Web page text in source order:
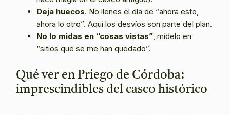
Deja huecos. No llenes el día de “ahora esto,
ahora lo otro”. Aquí los desvíos son parte del plan.
No lo midas en “cosas vistas”, mídelo en
“sitios que se me han quedado”.
Qué ver en Priego de Córdoba:
imprescindibles del casco histórico